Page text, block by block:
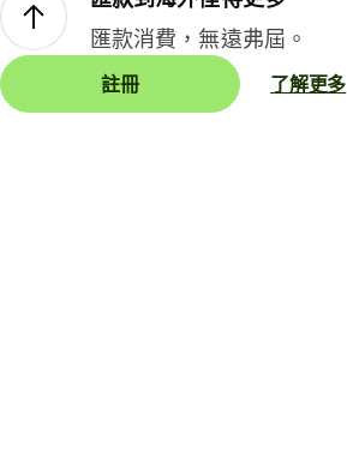
匯款消費，無遠弗屆。
註冊 了解更多